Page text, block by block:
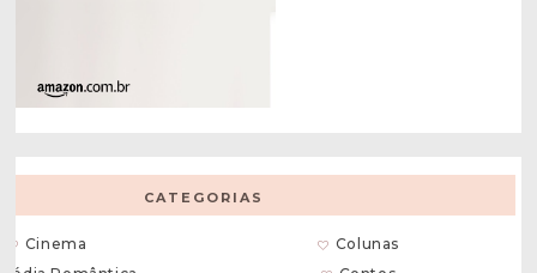
CATEGORIAS
Cinema
Colunas